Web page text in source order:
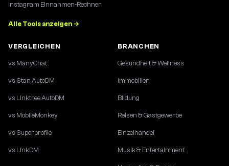
Instagram Einnahmen-Rechner
Alle Tools anzeigen →
VERGLEICHEN
vs ManyChat
vs Stan AutoDM
vs Linktree AutoDM
vs MobileMonkey
vs Superprofile
vs LinkDM
BRANCHEN
Gesundheit & Wellness
Immobilien
Bildung
Reisen & Gastgewerbe
Einzelhandel
Musik & Entertainment